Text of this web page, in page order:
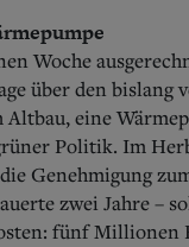
Woche
über den
eine
Politik. Im
Genehmigung
zwei Jahre –
fünf Millionen